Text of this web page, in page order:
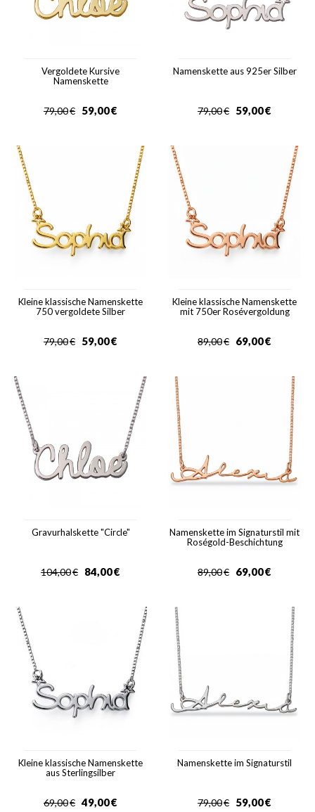
Vergoldete Kursive
Namenskette
€
79,00 €
59,00
Namenskette aus 925er Silber
€
79,00 €
59,00
Kleine klassische Namenskette
750 vergoldete Silber
€
79,00 €
59,00
Kleine klassische Namenskette
mit 750er Rosévergoldung
€
89,00 €
69,00
Gravurhalskette "Circle"
€
104,00 €
84,00
Namenskette im Signaturstil mit
Roségold-Beschichtung
€
89,00 €
69,00
Kleine klassische Namenskette
aus Sterlingsilber
€
69,00 €
49,00
Namenskette im Signaturstil
€
79,00 €
59,00